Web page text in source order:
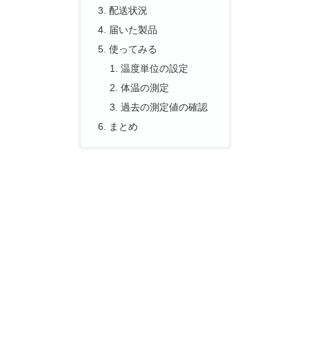
配送状況
届いた製品
使ってみる
温度単位の設定
体温の測定
過去の測定値の確認
まとめ